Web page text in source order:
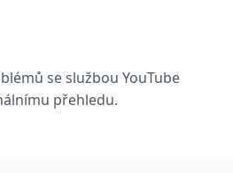
se službou YouTube
přehledu.